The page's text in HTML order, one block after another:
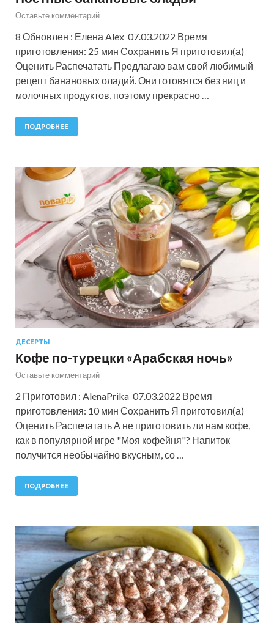
Оставьте комментарий
8 Обновлен : Елена Alex 07.03.2022 Время
приготовления: 25 мин Сохранить Я приготовил(а)
Оценить Распечатать Предлагаю вам свой любимый
рецепт банановых оладий. Они готовятся без яиц и
молочных продуктов, поэтому прекрасно …
ПОДРОБНЕЕ
ДЕСЕРТЫ
Кофе по-турецки «Арабская ночь»
Оставьте комментарий
2 Приготовил : AlenaPrika 07.03.2022 Время
приготовления: 10 мин Сохранить Я приготовил(а)
Оценить Распечатать А не приготовить ли нам кофе,
как в популярной игре "Моя кофейня"? Напиток
получится необычайно вкусным, со …
ПОДРОБНЕЕ